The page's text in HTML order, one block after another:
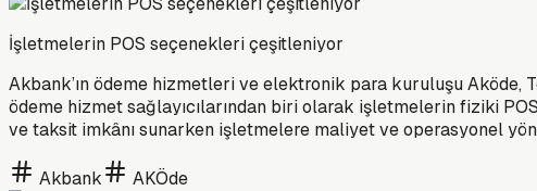
İşletmelerin POS seçenekleri çeşitleniyor
Akbank’ın ödeme hizmetleri ve elektronik para kuruluşu Aköde,
ödeme hizmet sağlayıcılarından biri olarak işletmelerin fiziki
ve taksit imkânı sunarken işletmelere maliyet ve operasyonel
Akbank AKÖde